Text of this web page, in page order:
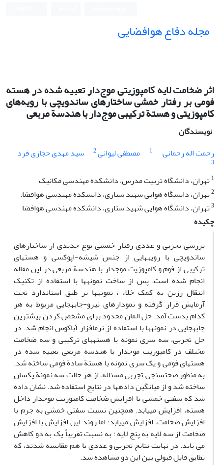
مجله دفاع هوافضایی
اثر ضخامت لایه کامپوزیتی موج‌دار تعبیه شده در هسته
فومی بر رفتار خمشی ساختارهای ساندویچی با رویه‌های
کامپوزیتی و هستة ترکیبی موج‌دار با هندسة مربعی
نویسندگان
رحمت اله رحمانی
1 مصطفی لیوانی2 سید مهدی حجازی فرد
3
1تهران، دانشگاه تربیت مدرس، دانشکده مهندسی مکانیک
2تهران، دانشگاه هوایی شهید ستاری، دانشکده مهندسی هوافضا.
3تهران، دانشگاه هوایی شهید ستاری، دانشکده مهندسی هوافضا
چکیده
بررسی تجربی و عددی رفتار خمشی نوع جدیدی از ساختارهای
ساندویچی با رویه­هایی از جنس شیشه-اپوکسی و هسته­ای
ترکیبی از فوم و کامپوزیت موج­دار با هندسة مربعی در این مقاله
انجام شده است. پس از ساخت نمونه­ها با استفاده از تکنیک
انتقال رزین به کمک خلاء ، نمونه­ها بر طبق استاندارد تحت
آزمایش قرار گرفته و نمودار­های نیرو-جابه­جایی مربوط به هر
کدام بدست آمد. حل المان محدود برای مشخص کردن بیشترین
جابه­جایی در نمونه­ها با استفاده از نرم­افزار آباکوس انجام شد. در
حل تجربی، سه سری نمونه با هسته­های ترکیبی و سه ضخامت
مختلف در کامپوزیت موج­دار با هندسة مربعی تعبیه شده در
هسته­ای فومی و یک سری نمونه با هستة سادة فومی ساخته شد.
به منظور صحت­سنجی تجربی مسئاله، از هر حالت سه نمونة یکسان
ساخته شد و از میانگین داده­ها در نتایج استفاده شد. نشان داده
شد که سفتی خمشی با افزایش ضخامت کامپوزیت موج­دار داخل
هسته، افزایش می­یابد. همچنین نسبت سفتی خمشی به جرم با
افزایش ضخامت، افزایش می­یابد؛ اما روند این افزایش با افزایش
ضخامت از سه لایه به پنج لایه ؛ به نسبت تقریباً یک به دو کاهش
می یابد. در نهایت نتایج تجربی و عددی با هم مقایسه شدند، که
تطابق قابل قبولی بین این دو مشاهده شد.